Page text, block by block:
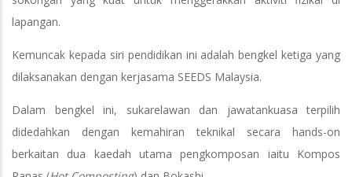
lapangan.
Kemuncak kepada siri pendidikan ini adalah bengkel ketiga yang
dilaksanakan dengan kerjasama SEEDS Malaysia.
Dalam bengkel ini, sukarelawan dan jawatankuasa terpilih
didedahkan dengan kemahiran teknikal secara hands-on
berkaitan dua kaedah utama pengkomposan iaitu Kompos